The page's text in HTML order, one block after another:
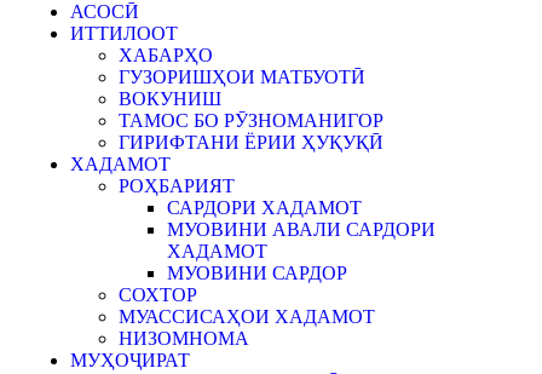
АСОСӢ
ИТТИЛООТ
ХАБАРҲО
ГУЗОРИШҲОИ МАТБУОТӢ
ВОКУНИШ
ТАМОС БО РӮЗНОМАНИГОР
ГИРИФТАНИ ЁРИИ ҲУҚУҚӢ
ХАДАМОТ
РОҲБАРИЯТ
САРДОРИ ХАДАМОТ
МУОВИНИ АВАЛИ САРДОРИ
ХАДАМОТ
МУОВИНИ САРДОР
СОХТОР
МУАССИСАҲОИ ХАДАМОТ
НИЗОМНОМА
МУҲОҶИРАТ